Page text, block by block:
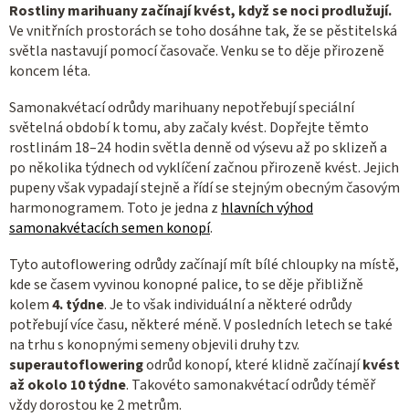
Rostliny marihuany začínají kvést, když se noci prodlužují.
Ve vnitřních prostorách se toho dosáhne tak, že se pěstitelská
světla nastavují pomocí časovače. Venku se to děje přirozeně
koncem léta.
Samonakvétací odrůdy marihuany nepotřebují speciální
světelná období k tomu, aby začaly kvést. Dopřejte těmto
rostlinám 18–24 hodin světla denně od výsevu až po sklizeň a
po několika týdnech od vyklíčení začnou přirozeně kvést. Jejich
pupeny však vypadají stejně a řídí se stejným obecným časovým
harmonogramem. Toto je jedna z hlavních výhod
samonakvétacích semen konopí.
Tyto autoflowering odrůdy začínají mít bílé chloupky na místě,
kde se časem vyvinou konopné palice, to se děje přibližně
kolem4. týdne. Je to však individuální a některé odrůdy
potřebují více času, některé méně. V posledních letech se také
na trhu s konopnými semeny objevili druhy tzv.
superautofloweringodrůd konopí, které klidně začínajíkvést
až okolo 10 týdne. Takovéto samonakvétací odrůdy téměř
vždy dorostou ke 2 metrům.